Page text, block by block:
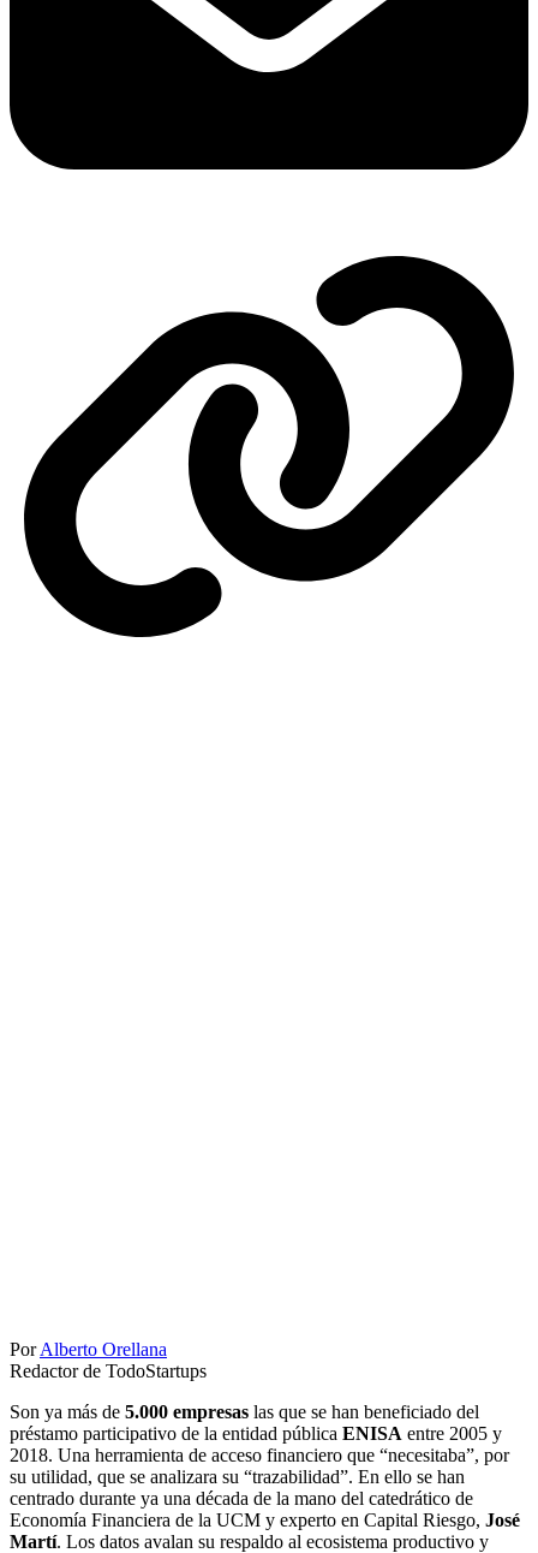
PorAlberto Orellana
Redactor de TodoStartups
Son ya más de 5.000 empresas las que se han beneficiado del
préstamo participativo de la entidad pública ENISA entre 2005 y
2018. Una herramienta de acceso financiero que “necesitaba”, por
su utilidad, que se analizara su “trazabilidad”. En ello se han
centrado durante ya una década de la mano del catedrático de
Economía Financiera de la UCM y experto en Capital Riesgo, José
Martí. Los datos avalan su respaldo al ecosistema productivo y